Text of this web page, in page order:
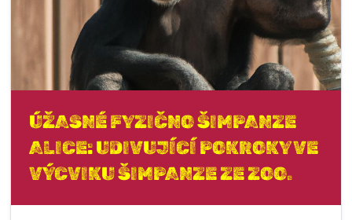
ÚŽASNÉ FYZIČNO ŠIMPANZE
ALICE: UDIVUJÍCÍ POKROKY VE
VÝCVIKU ŠIMPANZE ZE ZOO.